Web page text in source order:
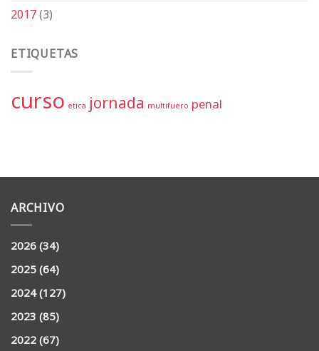
2017(3)
ETIQUETAS
curso etica jornada multifuero penal
ARCHIVO
2026(34)
2025(64)
2024(127)
2023(85)
2022(67)